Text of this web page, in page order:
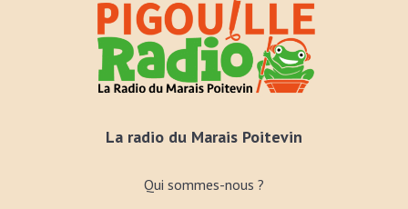
La radio du Marais Poitevin
Qui sommes-nous ?